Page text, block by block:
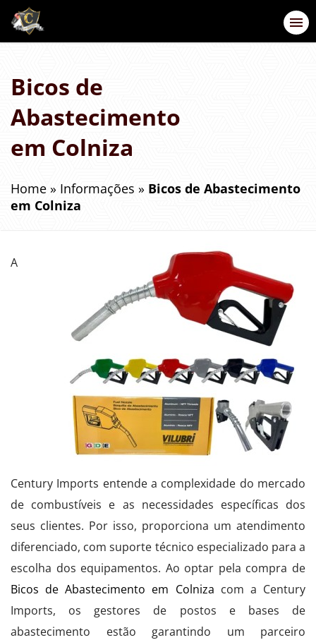
Bicos de
Abastecimento
em Colniza
Home » Informações » Bicos de Abastecimento
em Colniza
A
Century Imports entende a complexidade do mercado
de combustíveis e as necessidades específicas dos
seus clientes. Por isso, proporciona um atendimento
diferenciado, com suporte técnico especializado para a
escolha dos equipamentos. Ao optar pela compra de
Bicos de Abastecimento em Colniza com a Century
Imports, os gestores de postos e bases de
abastecimento estão garantindo um parceiro